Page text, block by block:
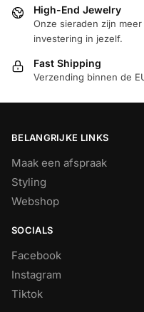
High-End Jewelry
Onze sieraden zijn
investering in jezelf.
Fast Shipping
Verzending binnen de
BELANGRIJKE LINKS
Maak een afspraak
Styling
Webshop
SOCIALS
Facebook
Instagram
Tiktok